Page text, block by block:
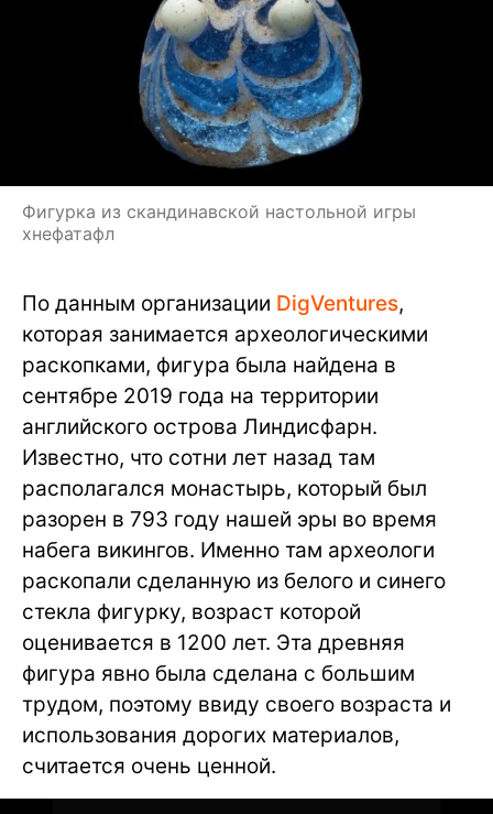
Фигурка из скандинавской настольной игры
хнефатафл
По данным организации DigVentures,
которая занимается археологическими
раскопками, фигура была найдена в
сентябре 2019 года на территории
английского острова Линдисфарн.
Известно, что сотни лет назад там
располагался монастырь, который был
разорен в 793 году нашей эры во время
набега викингов. Именно там археологи
раскопали сделанную из белого и синего
стекла фигурку, возраст которой
оценивается в 1200 лет. Эта древняя
фигура явно была сделана с большим
трудом, поэтому ввиду своего возраста и
использования дорогих материалов,
считается очень ценной.